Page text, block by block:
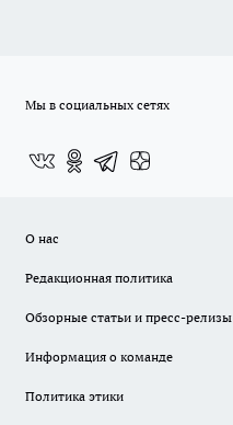
Мы в социальных сетях
О нас
Редакционная политика
Обзорные статьи и пресс-релизы
Информация о команде
Политика этики